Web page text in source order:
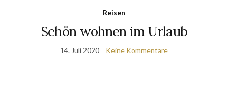
Reisen
Schön wohnen im Urlaub
14. Juli 2020 Keine Kommentare